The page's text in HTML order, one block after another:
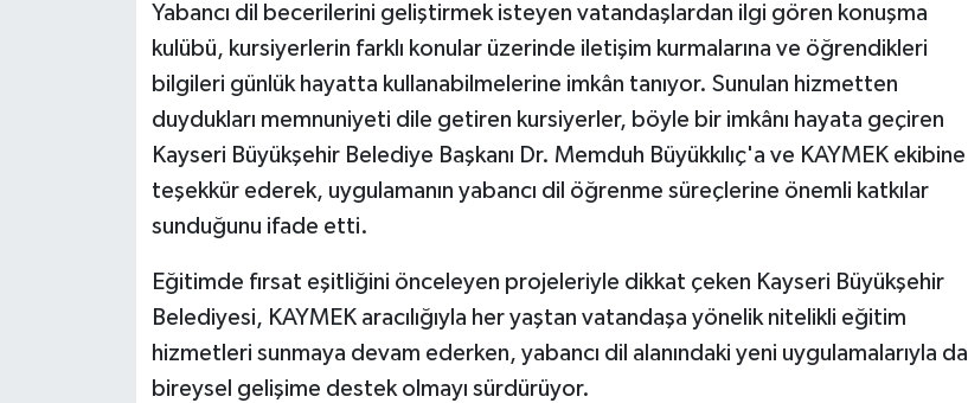
Yabancı dil becerilerini geliştirmek isteyen vatandaşlardan ilgi gören konuşma
kulübü, kursiyerlerin farklı konular üzerinde iletişim kurmalarına ve öğrendikleri
bilgileri günlük hayatta kullanabilmelerine imkân tanıyor. Sunulan hizmetten
duydukları memnuniyeti dile getiren kursiyerler, böyle bir imkânı hayata geçiren
Kayseri Büyükşehir Belediye Başkanı Dr. Memduh Büyükkılıç'a ve KAYMEK ekibine
teşekkür ederek, uygulamanın yabancı dil öğrenme süreçlerine önemli katkılar
sunduğunu ifade etti.
Eğitimde fırsat eşitliğini önceleyen projeleriyle dikkat çeken Kayseri Büyükşehir
Belediyesi, KAYMEK aracılığıyla her yaştan vatandaşa yönelik nitelikli eğitim
hizmetleri sunmaya devam ederken, yabancı dil alanındaki yeni uygulamalarıyla da
bireysel gelişime destek olmayı sürdürüyor.
TEKNOLOJİ
ÜLKE GÜNDEMİ
Yerel Haberler